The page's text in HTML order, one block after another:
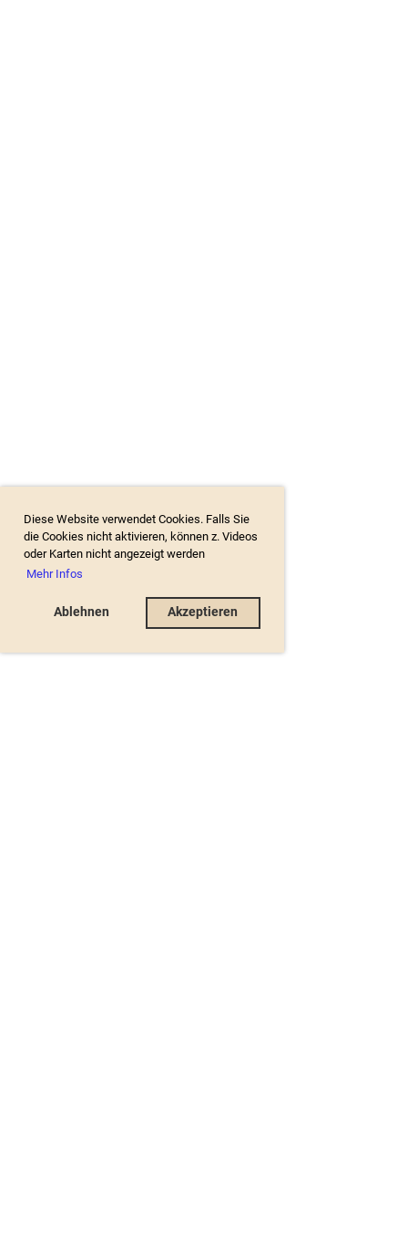
Diese Website verwendet Cookies. Falls Sie
die Cookies nicht aktivieren, können z. Videos
oder Karten nicht angezeigt werden
Mehr Infos
Ablehnen Akzeptieren